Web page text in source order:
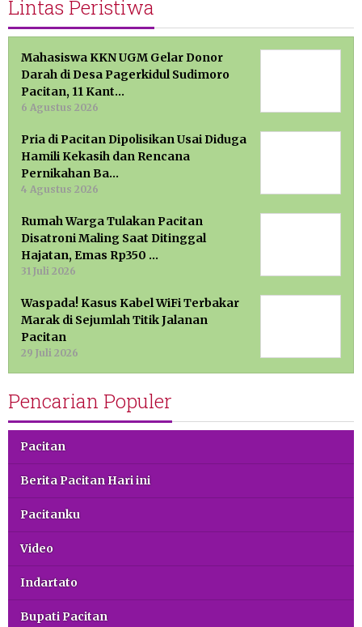
Lintas Peristiwa
Mahasiswa KKN UGM Gelar Donor
Darah di Desa Pagerkidul Sudimoro
Pacitan, 11 Kant…
6 Agustus 2026
Pria di Pacitan Dipolisikan Usai Diduga
Hamili Kekasih dan Rencana
Pernikahan Ba…
4 Agustus 2026
Rumah Warga Tulakan Pacitan
Disatroni Maling Saat Ditinggal
Hajatan, Emas Rp350 …
31 Juli 2026
Waspada! Kasus Kabel WiFi Terbakar
Marak di Sejumlah Titik Jalanan
Pacitan
29 Juli 2026
Pencarian Populer
Pacitan
Berita Pacitan Hari ini
Pacitanku
Video
Indartato
Bupati Pacitan